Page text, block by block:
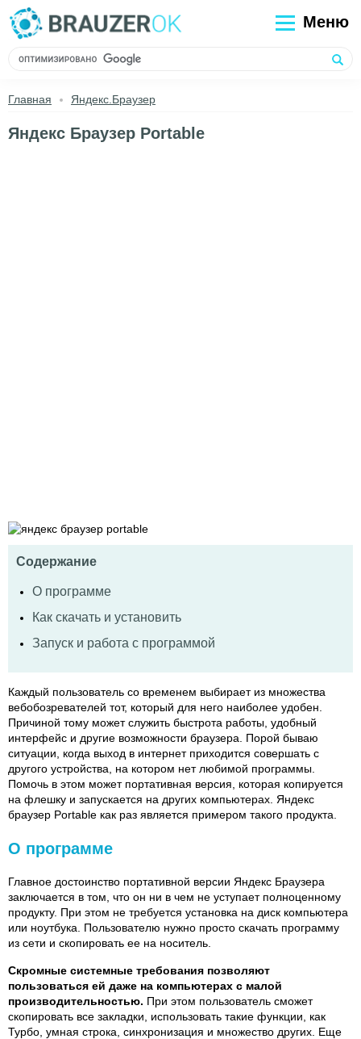
Меню
Главная Яндекс.Браузер
Яндекс Браузер Portable
Содержание
О программе
Как скачать и установить
Запуск и работа с программой
Каждый пользователь со временем выбирает из множества
вебобозревателей тот, который для него наиболее удобен.
Причиной тому может служить быстрота работы, удобный
интерфейс и другие возможности браузера. Порой бываю
ситуации, когда выход в интернет приходится совершать с
другого устройства, на котором нет любимой программы.
Помочь в этом может портативная версия, которая копируется
на флешку и запускается на других компьютерах. Яндекс
браузер Portable как раз является примером такого продукта.
О программе
Главное достоинство портативной версии Яндекс Браузера
заключается в том, что он ни в чем не уступает полноценному
продукту. При этом не требуется установка на диск компьютера
или ноутбука. Пользователю нужно просто скачать программу
из сети и скопировать ее на носитель.
Скромные системные требования позволяют
пользоваться ей даже на компьютерах с малой
производительностью. При этом пользователь сможет
скопировать все закладки, использовать такие функции, как
Турбо, умная строка, синхронизация и множество других. Еще